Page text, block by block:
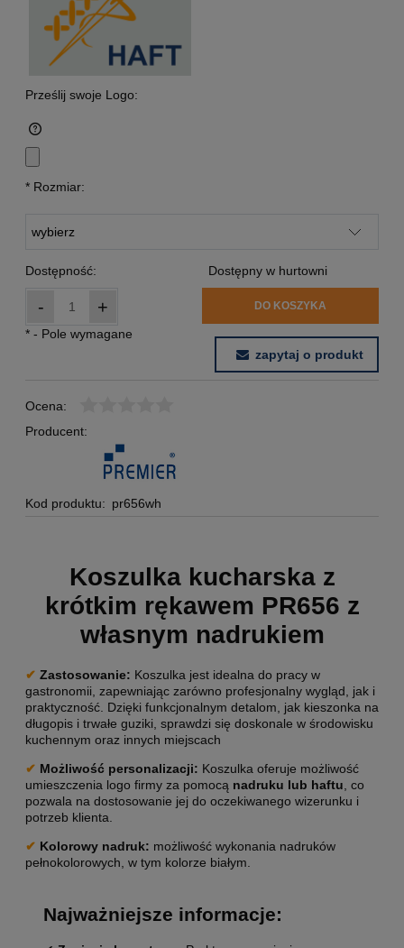
Prześlij swoje Logo:
* Rozmiar:
Dostępność: Dostępny w hurtowni
- + DO KOSZYKA
* - Pole wymagane
zapytaj o produkt
Ocena:
Producent:
Kod produktu: pr656wh
Koszulka kucharska z
krótkim rękawem PR656 z
własnym nadrukiem
✔ Zastosowanie: Koszulka jest idealna do pracy w
gastronomii, zapewniając zarówno profesjonalny wygląd, jak i
praktyczność. Dzięki funkcjonalnym detalom, jak kieszonka na
długopis i trwałe guziki, sprawdzi się doskonale w środowisku
kuchennym oraz innych miejscach
✔ Możliwość personalizacji: Koszulka oferuje możliwość
umieszczenia logo firmy za pomocą nadruku lub haftu , co
pozwala na dostosowanie jej do oczekiwanego wizerunku i
potrzeb klienta.
✔ Kolorowy nadruk: możliwość wykonania nadruków
pełnokolorowych, w tym kolorze białym.
Najważniejsze informacje: